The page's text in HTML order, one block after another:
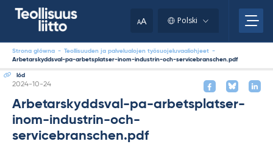
AA Polski
Strona główna - Teollisuuden ja palvelualojen työsuojeluvaaliohjeet -
Arbetarskyddsval-pa-arbetsplatser-inom-industrin-och-servicebranschen.pdf
lód
Kirjoitettu
2024-10-24
Arbetarskyddsval-pa-arbetsplatser-
inom-industrin-och-
servicebranschen.pdf